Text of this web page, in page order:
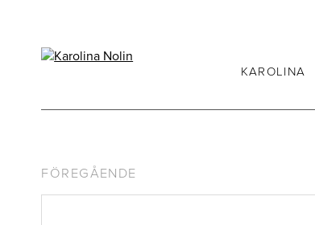
KAROLINA
FÖREGÅENDE